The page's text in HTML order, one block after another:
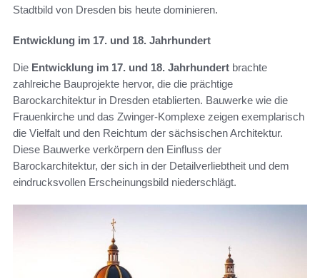
Stadtbild von Dresden bis heute dominieren.
Entwicklung im 17. und 18. Jahrhundert
Die Entwicklung im 17. und 18. Jahrhundert brachte
zahlreiche Bauprojekte hervor, die die prächtige
Barockarchitektur in Dresden etablierten. Bauwerke wie die
Frauenkirche und das Zwinger-Komplexe zeigen exemplarisch
die Vielfalt und den Reichtum der sächsischen Architektur.
Diese Bauwerke verkörpern den Einfluss der
Barockarchitektur, der sich in der Detailverliebtheit und dem
eindrucksvollen Erscheinungsbild niederschlägt.